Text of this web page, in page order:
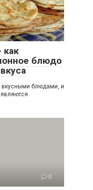
0
как
блюдо
вкусными блюдами, и
0